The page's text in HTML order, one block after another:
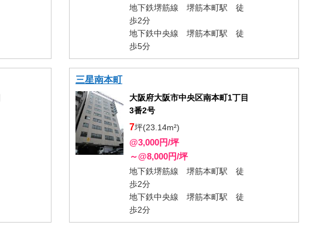
地下鉄堺筋線 堺筋本町駅 徒
歩2分
地下鉄中央線 堺筋本町駅 徒
歩5分
三星南本町
大阪府大阪市中央区南本町1丁目
3番2号
7坪(23.14m²)
@3,000円/坪
～@8,000円/坪
地下鉄堺筋線 堺筋本町駅 徒
歩2分
地下鉄中央線 堺筋本町駅 徒
歩2分